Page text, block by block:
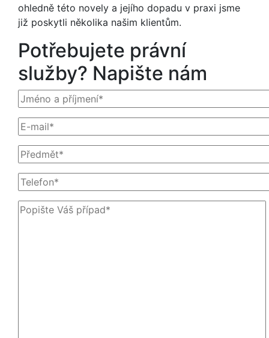
ohledně této novely a jejího dopadu v praxi jsme
již poskytli několika našim klientům.
Potřebujete právní
služby? Napište nám